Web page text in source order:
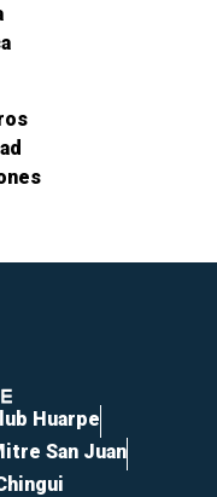
Huarpe
San Juan